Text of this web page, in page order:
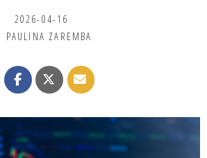
2026-04-16
PAULINA ZAREMBA